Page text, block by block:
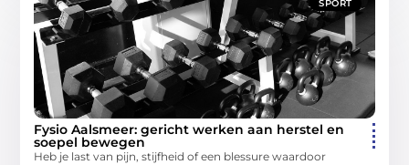
SPORT
Fysio Aalsmeer: gericht werken aan herstel en
soepel bewegen
Heb je last van pijn, stijfheid of een blessure waardoor